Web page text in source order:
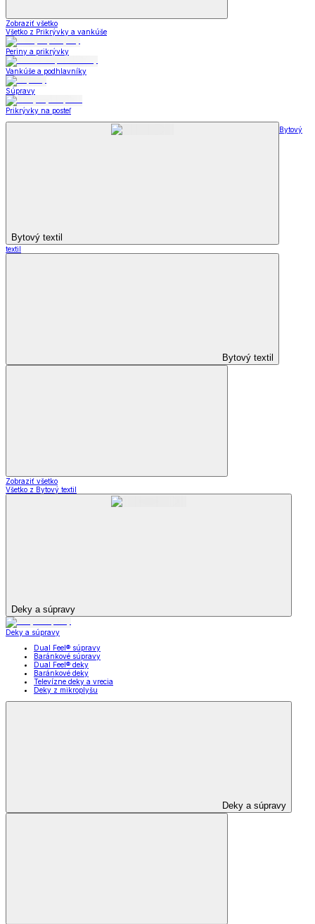
Zobraziť všetko
Všetko z Prikrývky a vankúše
Periny a prikrývky
Vankúše a podhlavníky
Súpravy
Prikrývky na posteľ
Bytový textil
Bytový
textil
Bytový textil
Zobraziť všetko
Všetko z Bytový textil
Deky a súpravy
Deky a súpravy
Dual Feel® súpravy
Baránkové súpravy
Dual Feel® deky
Baránkové deky
Televízne deky a vrecia
Deky z mikroplyšu
Deky a súpravy